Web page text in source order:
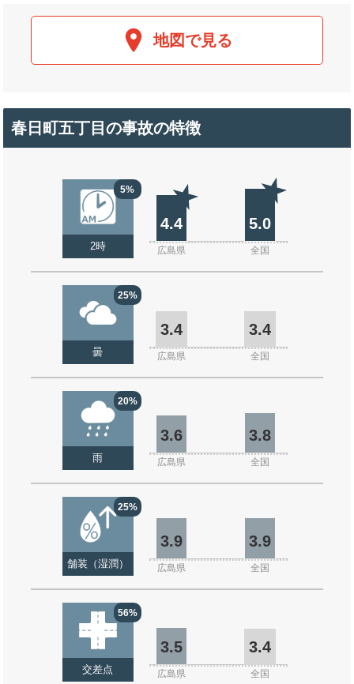
地図で見る
春日町五丁目の事故の特徴
5%
2時
4.4 5.0
広島県 全国
25%
曇
3.4 3.4
広島県 全国
20%
雨
3.6 3.8
広島県 全国
25%
舗装（湿潤）
3.9 3.9
広島県 全国
56%
交差点
3.5 3.4
広島県 全国